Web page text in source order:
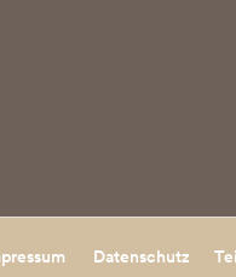
Datenschutz